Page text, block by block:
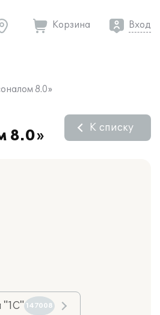
Корзина Вход
8.0»
8.0»
К списку
"1С" 147008